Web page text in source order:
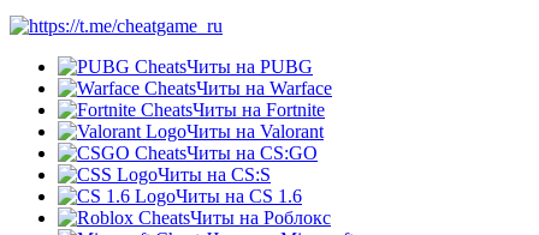
Читы на PUBG
Читы на Warface
Читы на Fortnite
Читы на Valorant
Читы на CS:GO
Читы на CS:S
Читы на CS 1.6
Читы на Роблокс